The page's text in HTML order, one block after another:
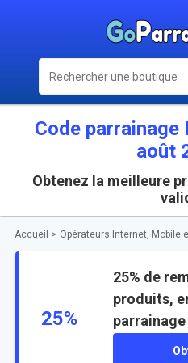
Code
août
Obtenez la meilleure
Accueil > Opérateurs Internet, Mobile
25%
25% de
produits,
parrainage